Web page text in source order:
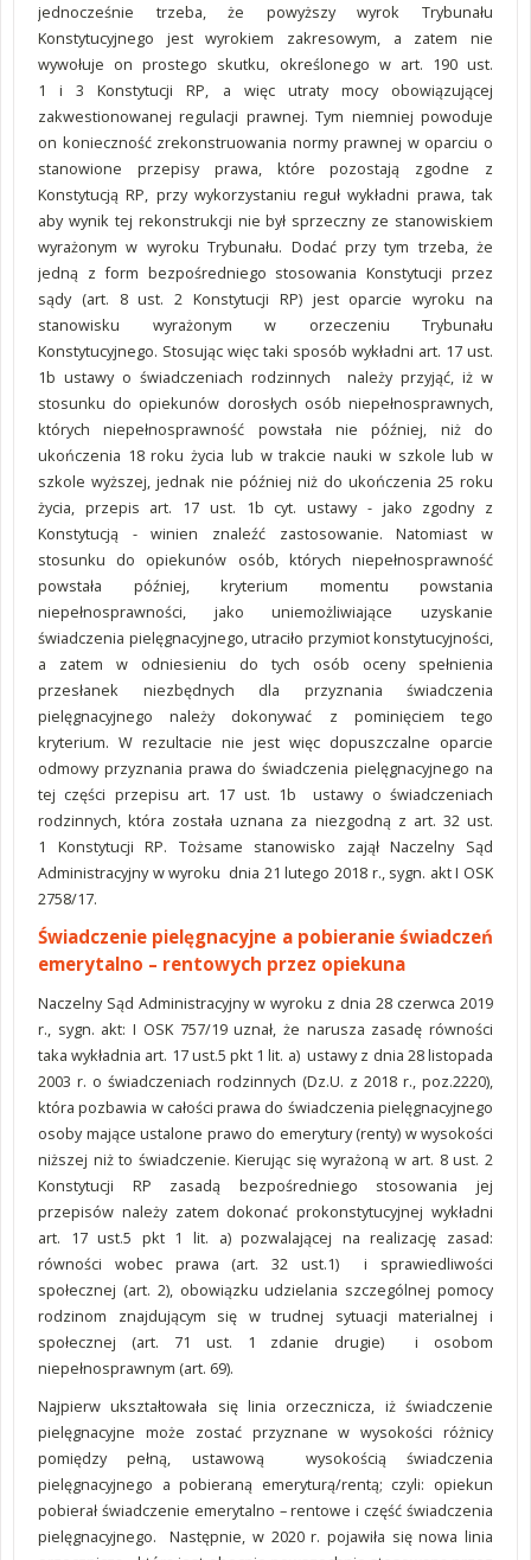
jednocześnie trzeba, że powyższy wyrok Trybunału
Konstytucyjnego jest wyrokiem zakresowym, a zatem nie
wywołuje on prostego skutku, określonego w art. 190 ust.
1 i 3 Konstytucji RP, a więc utraty mocy obowiązującej
zakwestionowanej regulacji prawnej. Tym niemniej powoduje
on konieczność zrekonstruowania normy prawnej w oparciu o
stanowione przepisy prawa, które pozostają zgodne z
Konstytucją RP, przy wykorzystaniu reguł wykładni prawa, tak
aby wynik tej rekonstrukcji nie był sprzeczny ze stanowiskiem
wyrażonym w wyroku Trybunału. Dodać przy tym trzeba, że
jedną z form bezpośredniego stosowania Konstytucji przez
sądy (art. 8 ust. 2 Konstytucji RP) jest oparcie wyroku na
stanowisku wyrażonym w orzeczeniu Trybunału
Konstytucyjnego. Stosując więc taki sposób wykładni art. 17 ust.
1b ustawy o świadczeniach rodzinnych należy przyjąć, iż w
stosunku do opiekunów dorosłych osób niepełnosprawnych,
których niepełnosprawność powstała nie później, niż do
ukończenia 18 roku życia lub w trakcie nauki w szkole lub w
szkole wyższej, jednak nie później niż do ukończenia 25 roku
życia, przepis art. 17 ust. 1b cyt. ustawy - jako zgodny z
Konstytucją - winien znaleźć zastosowanie. Natomiast w
stosunku do opiekunów osób, których niepełnosprawność
powstała później, kryterium momentu powstania
niepełnosprawności, jako uniemożliwiające uzyskanie
świadczenia pielęgnacyjnego, utraciło przymiot konstytucyjności,
a zatem w odniesieniu do tych osób oceny spełnienia
przesłanek niezbędnych dla przyznania świadczenia
pielęgnacyjnego należy dokonywać z pominięciem tego
kryterium. W rezultacie nie jest więc dopuszczalne oparcie
odmowy przyznania prawa do świadczenia pielęgnacyjnego na
tej części przepisu art. 17 ust. 1b ustawy o świadczeniach
rodzinnych, która została uznana za niezgodną z art. 32 ust.
1 Konstytucji RP. Tożsame stanowisko zajął Naczelny Sąd
Administracyjny w wyroku dnia 21 lutego 2018 r., sygn. akt I OSK
2758/17.
Świadczenie pielęgnacyjne a pobieranie świadczeń
emerytalno – rentowych przez opiekuna
Naczelny Sąd Administracyjny w wyroku z dnia 28 czerwca 2019
r., sygn. akt: I OSK 757/19 uznał, że narusza zasadę równości
taka wykładnia art. 17 ust.5 pkt 1 lit. a) ustawy z dnia 28 listopada
2003 r. o świadczeniach rodzinnych (Dz.U. z 2018 r., poz.2220),
która pozbawia w całości prawa do świadczenia pielęgnacyjnego
osoby mające ustalone prawo do emerytury (renty) w wysokości
niższej niż to świadczenie. Kierując się wyrażoną w art. 8 ust. 2
Konstytucji RP zasadą bezpośredniego stosowania jej
przepisów należy zatem dokonać prokonstytucyjnej wykładni
art. 17 ust.5 pkt 1 lit. a) pozwalającej na realizację zasad:
równości wobec prawa (art. 32 ust.1) i sprawiedliwości
społecznej (art. 2), obowiązku udzielania szczególnej pomocy
rodzinom znajdującym się w trudnej sytuacji materialnej i
społecznej (art. 71 ust. 1 zdanie drugie) i osobom
niepełnosprawnym (art. 69).
Najpierw ukształtowała się linia orzecznicza, iż świadczenie
pielęgnacyjne może zostać przyznane w wysokości różnicy
pomiędzy pełną, ustawową wysokością świadczenia
pielęgnacyjnego a pobieraną emeryturą/rentą; czyli: opiekun
pobierał świadczenie emerytalno – rentowe i część świadczenia
pielęgnacyjnego. Następnie, w 2020 r. pojawiła się nowa linia